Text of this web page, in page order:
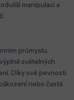
manipulaci a
průmyslu.
světelných
Díky své pevnosti
nebo častá